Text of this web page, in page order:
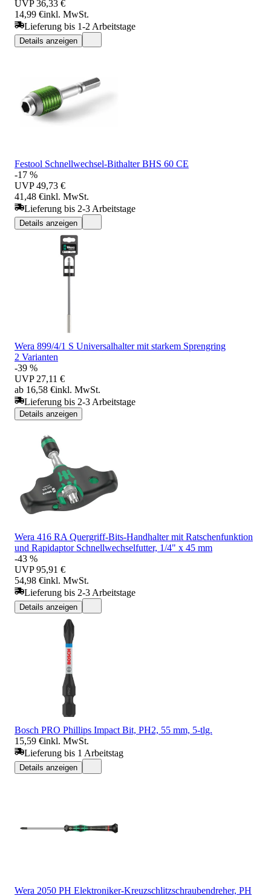
UVP 36,33 €
14,99 €inkl. MwSt.
Lieferung bis 1-2 Arbeitstage
Details anzeigen
Festool Schnellwechsel-Bithalter BHS 60 CE
-17 %
UVP 49,73 €
41,48 €inkl. MwSt.
Lieferung bis 2-3 Arbeitstage
Details anzeigen
Wera 899/4/1 S Universalhalter mit starkem Sprengring
2 Varianten
-39 %
UVP 27,11 €
ab 16,58 €inkl. MwSt.
Lieferung bis 2-3 Arbeitstage
Details anzeigen
Wera 416 RA Quergriff-Bits-Handhalter mit Ratschenfunktion
und Rapidaptor Schnellwechselfutter, 1/4" x 45 mm
-43 %
UVP 95,91 €
54,98 €inkl. MwSt.
Lieferung bis 2-3 Arbeitstage
Details anzeigen
Bosch PRO Phillips Impact Bit, PH2, 55 mm, 5-tlg.
15,59 €inkl. MwSt.
Lieferung bis 1 Arbeitstag
Details anzeigen
Wera 2050 PH Elektroniker-Kreuzschlitzschraubendreher, PH